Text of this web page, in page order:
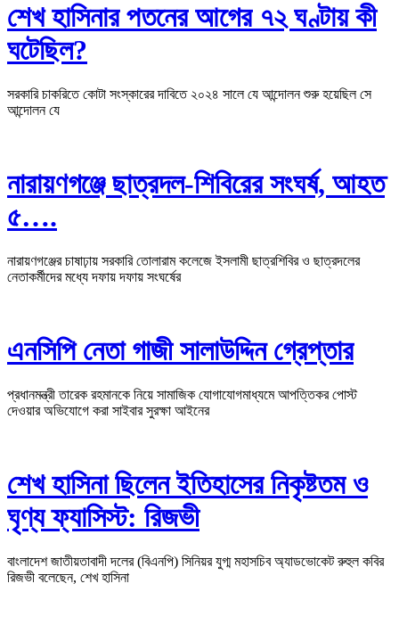
শেখ হাসিনার পতনের আগের ৭২ ঘণ্টায় কী
ঘটেছিল?
সরকারি চাকরিতে কোটা সংস্কারের দাবিতে ২০২৪ সালে যে আন্দোলন শুরু হয়েছিল সে
আন্দোলন যে
‎নারায়ণগঞ্জে ছাত্রদল-শিবিরের সংঘর্ষ, আহত
৫….
নারায়ণগঞ্জের চাষাঢ়ায় সরকারি তোলারাম কলেজে ইসলামী ছাত্রশিবির ও ছাত্রদলের
নেতাকর্মীদের মধ্যে দফায় দফায় সংঘর্ষের
এনসিপি নেতা গাজী সালাউদ্দিন গ্রেপ্তার
প্রধানমন্ত্রী তারেক রহমানকে নিয়ে সামাজিক যোগাযোগমাধ্যমে আপত্তিকর পোস্ট
দেওয়ার অভিযোগে করা সাইবার সুরক্ষা আইনের
শেখ হাসিনা ছিলেন ইতিহাসের নিকৃষ্টতম ও
ঘৃণ্য ফ্যাসিস্ট: রিজভী
বাংলাদেশ জাতীয়তাবাদী দলের (বিএনপি) সিনিয়র যুগ্ম মহাসচিব অ্যাডভোকেট রুহুল কবির
রিজভী বলেছেন, শেখ হাসিনা